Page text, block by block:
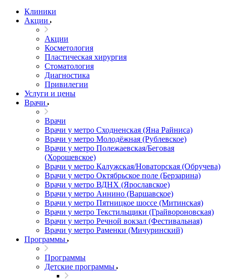
Клиники
Акции
Акции
Косметология
Пластическая хирургия
Стоматология
Диагностика
Привилегии
Услуги и цены
Врачи
Врачи
Врачи у метро Сходненская (Яна Райниса)
Врачи у метро Молодёжная (Рублевское)
Врачи у метро Полежаевская/Беговая
(Хорошевское)
Врачи у метро Калужская/Новаторская (Обручева)
Врачи у метро Октябрьское поле (Берзарина)
Врачи у метро ВДНХ (Ярославское)
Врачи у метро Аннино (Варшавское)
Врачи у метро Пятницкое шоссе (Митинская)
Врачи у метро Текстильщики (Грайвороновская)
Врачи у метро Речной вокзал (Фестивальная)
Врачи у метро Раменки (Мичуринский)
Программы
Программы
Детские программы